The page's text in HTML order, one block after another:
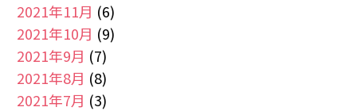
2021年11月 (6)
2021年10月 (9)
2021年9月 (7)
2021年8月 (8)
2021年7月 (3)